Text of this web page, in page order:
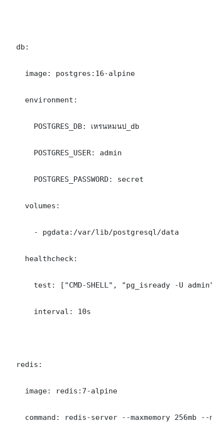
  db:
    image: postgres:16-alpine
    environment:
      POSTGRES_DB: เหรนหมนป_db
      POSTGRES_USER: admin
      POSTGRES_PASSWORD: secret
    volumes:
      - pgdata:/var/lib/postgresql/data
    healthcheck:
      test: ["CMD-SHELL", "pg_isready -U admin"]
      interval: 10s
  redis:
    image: redis:7-alpine
command: redis-server --maxmemory 256mb --